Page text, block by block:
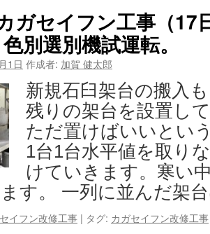
ガセイフン工事（17
別選別機試運転。
1日 作成者: 加賀 健太郎
新規石臼架台の搬入
残りの架台を設置し
ただ置けばいいとい
1台1台水平値を取り
けていきます。寒い
す。 一列に並んだ架
イフン改修工事 | タグ: カガセイフン改修工事